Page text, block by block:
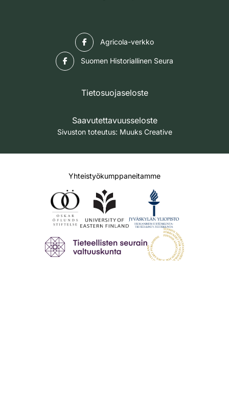
Agricola-verkko
Suomen Historiallinen Seura
Tietosuojaseloste
Saavutettavuusseloste
Sivuston toteutus: Muuks Creative
Yhteistyökumppaneitamme